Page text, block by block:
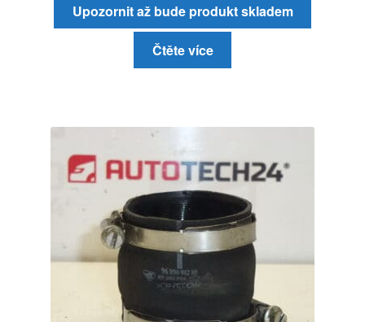
Upozornit až bude produkt skladem
Čtěte více